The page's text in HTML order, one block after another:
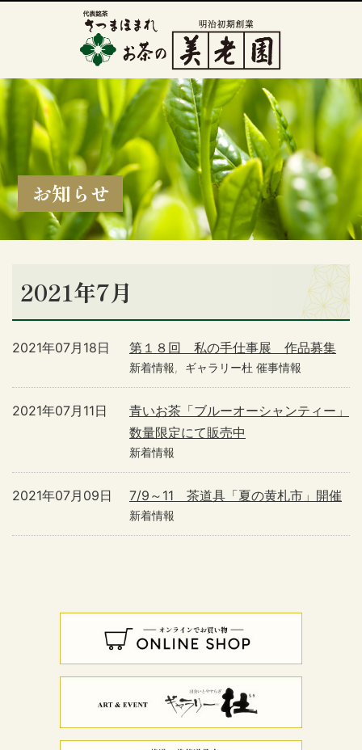
お知らせ
2021年7月
第１８回 私の手仕事展 作品募集
2021年07月18日
新着情報 ギャラリー杜 催事情報
青いお茶「ブルーオーシャンティー」
数量限定にて販売中
2021年07月11日
新着情報
7/9～11 茶道具「夏の黄札市」開催
2021年07月09日
新着情報